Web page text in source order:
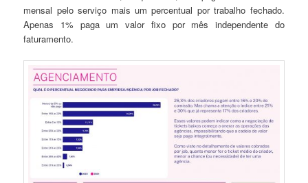
mensal pelo serviço mais um percentual por trabalho fechado.
Apenas 1% paga um valor fixo por mês independente do
faturamento.